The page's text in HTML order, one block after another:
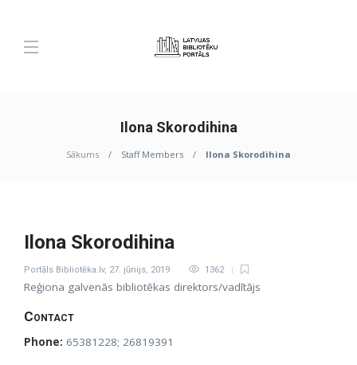
Ilona Skorodihina
Sākums Staff Members Ilona Skorodihina
Ilona Skorodihina
Portāls Bibliotēka.lv, 27. jūnijs, 2019 1362
Reģiona galvenās bibliotēkas direktors/vadītājs
Contact
Phone: 65381228; 26819391